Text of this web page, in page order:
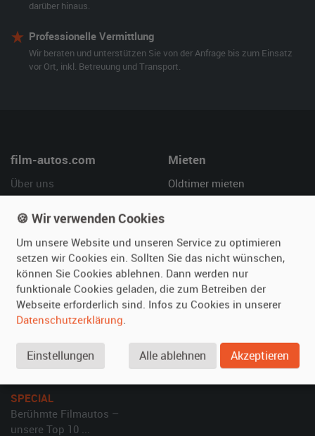
darüber hinaus.
Professionelle Vermittlung
Wir beraten und unterstützen Sie von der Anfrage bis zum Einsatz
vor Ort, inkl. Betreuung und Transport.
film-autos.com
Über uns
Referenzen
Kundenmeinungen
Mieten
Oldtimer mieten
Service
Vermieten
Oldtimer anmelden
Fotos senden
Fragen für Vermieter
Inserat verwalten
Hilfe
Häufige Fragen (FAQ)
Kontakt
SPECIAL
Berühmte Filmautos –
unsere Top 10 ...
🍪 Wir verwenden Cookies
Um unsere Website und unseren Service zu optimieren
setzen wir Cookies ein. Sollten Sie das nicht wünschen,
können Sie Cookies ablehnen. Dann werden nur
funktionale Cookies geladen, die zum Betreiben der
Webseite erforderlich sind. Infos zu Cookies in unserer
Datenschutzerklärung.
Einstellungen Alle ablehnen Akzeptieren